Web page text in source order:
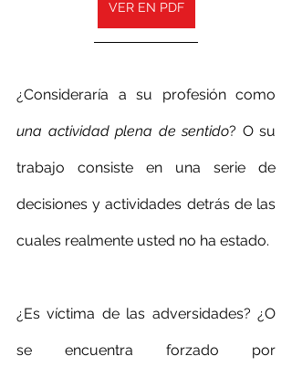
VER EN PDF
una actividad plena de sentido? O su
trabajo consiste en una serie de
decisiones y actividades detrás de las
cuales realmente usted no ha estado.
¿Es víctima de las adversidades? ¿O
se encuentra forzado por